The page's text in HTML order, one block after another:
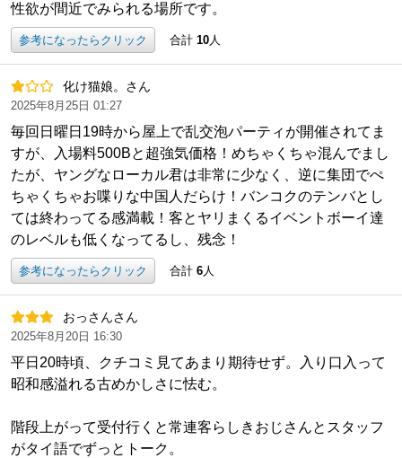
性欲が間近でみられる場所です。
参考になったらクリック 合計 10人
化け猫娘。さん
2025年8月25日 01:27
毎回日曜日19時から屋上で乱交泡パーティが開催されてま
すが、入場料500Bと超強気価格！めちゃくちゃ混んでまし
たが、ヤングなローカル君は非常に少なく、逆に集団でぺ
ちゃくちゃお喋りな中国人だらけ！バンコクのテンバとし
ては終わってる感満載！客とヤリまくるイベントボーイ達
のレベルも低くなってるし、残念！
参考になったらクリック 合計 6人
おっさんさん
2025年8月20日 16:30
平日20時頃、クチコミ見てあまり期待せず。入り口入って
昭和感溢れる古めかしさに怯む。
階段上がって受付行くと常連客らしきおじさんとスタッフ
がタイ語でずっとトーク。